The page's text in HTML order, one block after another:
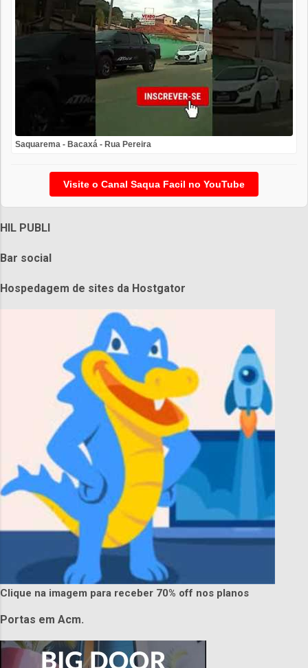
Saquarema - Bacaxá - Rua Pereira
Visite o Canal Saqua Facil no YouTube
HIL PUBLI
Bar social
Hospedagem de sites da Hostgator
Clique na imagem para receber 70% off nos planos
Portas em Acm.